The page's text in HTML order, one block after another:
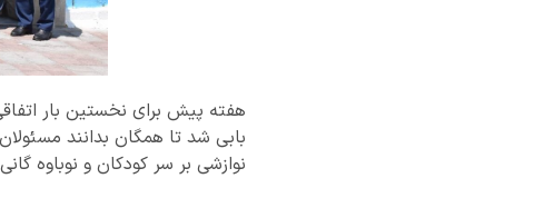
هفته پیش برای نخستین بار
بابی شد تا همگان بدانند
نوازشی بر سر کودکان و نوباوه